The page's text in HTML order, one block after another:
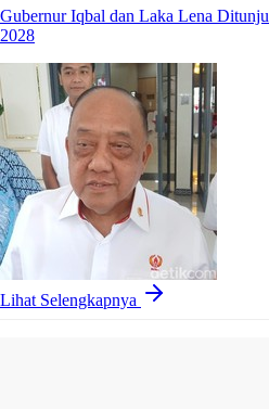
Gubernur Iqbal dan Laka Lena
2028
Lihat Selengkapnya